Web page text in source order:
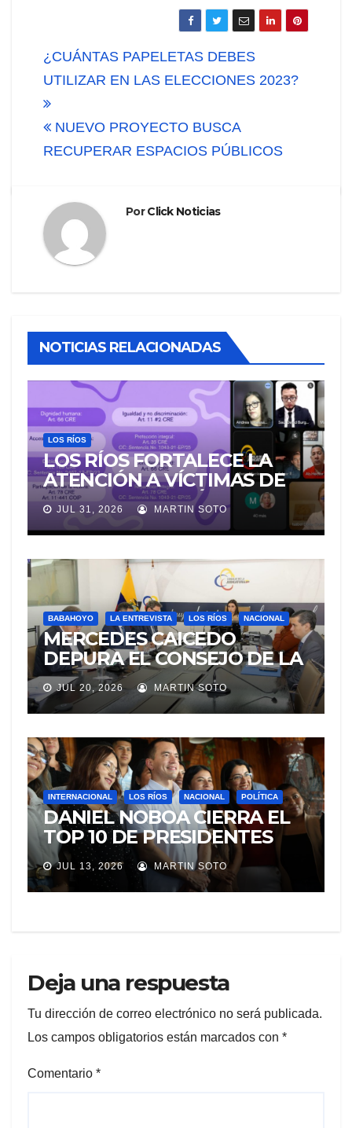
Navegación
de
entradas
¿CUÁNTAS PAPELETAS DEBES
UTILIZAR EN LAS ELECCIONES 2023?
NUEVO PROYECTO BUSCA
RECUPERAR ESPACIOS PÚBLICOS
PorClick Noticias
NOTICIAS RELACIONADAS
LOS RÍOS
LOS RÍOS FORTALECE LA
ATENCIÓN A VÍCTIMAS DE
VIOLENCIA DE GÉNERO
PARA EVITAR LA
REVICTIMIZACIÓN
JUL 31, 2026 MARTIN SOTO
BABAHOYO LA ENTREVISTA LOS RÍOS NACIONAL
MERCEDES CAICEDO
DEPURA EL CONSEJO DE LA
JUDICATURA
JUL 20, 2026 MARTIN SOTO
INTERNACIONAL LOS RÍOS NACIONAL POLÍTICA
DANIEL NOBOA CIERRA EL
TOP 10 DE PRESIDENTES
CON MEJOR IMAGEN EN
AMÉRICA LATINA
JUL 13, 2026 MARTIN SOTO
Deja una respuesta
Tu dirección de correo electrónico no será publicada.
Los campos obligatorios están marcados con *
Comentario *